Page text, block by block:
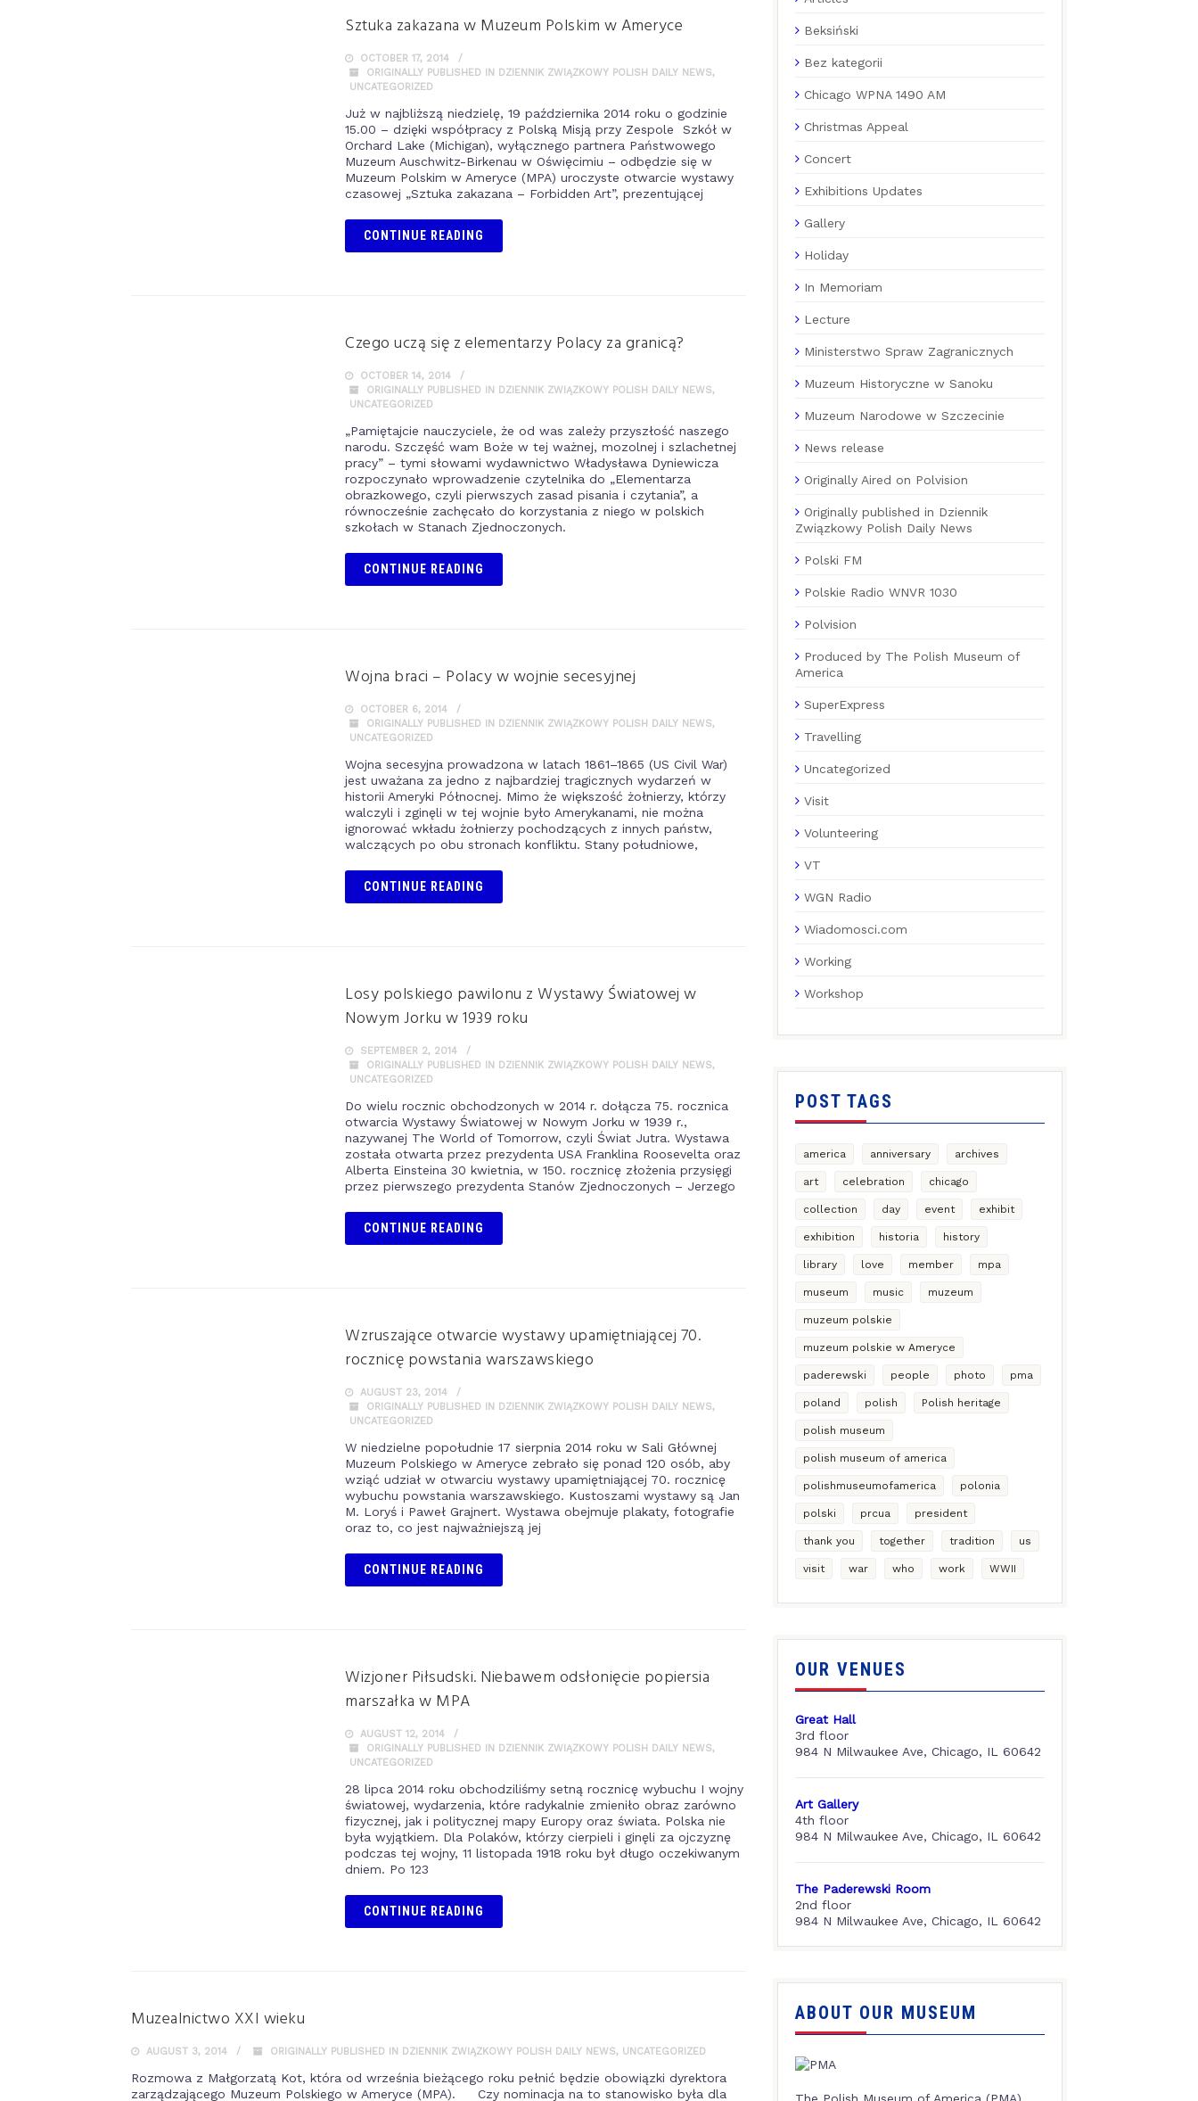
Sztuka zakazana w Muzeum Polskim w Ameryce
OCTOBER 17, 2014
ORIGINALLY PUBLISHED IN DZIENNIK ZWIĄZKOWY POLISH DAILY NEWS,
UNCATEGORIZED
Już w najbliższą niedzielę, 19 października 2014 roku o godzinie
15.00 – dzięki współpracy z Polską Misją przy Zespole Szkół w
Orchard Lake (Michigan), wyłącznego partnera Państwowego
Muzeum Auschwitz-Birkenau w Oświęcimiu – odbędzie się w
Muzeum Polskim w Ameryce (MPA) uroczyste otwarcie wystawy
czasowej „Sztuka zakazana – Forbidden Art”, prezentującej
CONTINUE READING
Czego uczą się z elementarzy Polacy za granicą?
OCTOBER 14, 2014
ORIGINALLY PUBLISHED IN DZIENNIK ZWIĄZKOWY POLISH DAILY NEWS,
UNCATEGORIZED
„Pamiętajcie nauczyciele, że od was zależy przyszłość naszego
narodu. Szczęść wam Boże w tej ważnej, mozolnej i szlachetnej
pracy” – tymi słowami wydawnictwo Władysława Dyniewicza
rozpoczynało wprowadzenie czytelnika do „Elementarza
obrazkowego, czyli pierwszych zasad pisania i czytania”, a
równocześnie zachęcało do korzystania z niego w polskich
szkołach w Stanach Zjednoczonych.
CONTINUE READING
Wojna braci – Polacy w wojnie secesyjnej
OCTOBER 6, 2014
ORIGINALLY PUBLISHED IN DZIENNIK ZWIĄZKOWY POLISH DAILY NEWS,
UNCATEGORIZED
Wojna secesyjna prowadzona w latach 1861–1865 (US Civil War)
jest uważana za jedno z najbardziej tragicznych wydarzeń w
historii Ameryki Północnej. Mimo że większość żołnierzy, którzy
walczyli i zginęli w tej wojnie było Amerykanami, nie można
ignorować wkładu żołnierzy pochodzących z innych państw,
walczących po obu stronach konfliktu. Stany południowe,
CONTINUE READING
Losy polskiego pawilonu z Wystawy Światowej w
Nowym Jorku w 1939 roku
SEPTEMBER 2, 2014
ORIGINALLY PUBLISHED IN DZIENNIK ZWIĄZKOWY POLISH DAILY NEWS,
UNCATEGORIZED
Do wielu rocznic obchodzonych w 2014 r. dołącza 75. rocznica
otwarcia Wystawy Światowej w Nowym Jorku w 1939 r.,
nazywanej The World of Tomorrow, czyli Świat Jutra. Wystawa
została otwarta przez prezydenta USA Franklina Roosevelta oraz
Alberta Einsteina 30 kwietnia, w 150. rocznicę złożenia przysięgi
przez pierwszego prezydenta Stanów Zjednoczonych – Jerzego
CONTINUE READING
Wzruszające otwarcie wystawy upamiętniającej 70.
rocznicę powstania warszawskiego
AUGUST 23, 2014
ORIGINALLY PUBLISHED IN DZIENNIK ZWIĄZKOWY POLISH DAILY NEWS,
UNCATEGORIZED
W niedzielne popołudnie 17 sierpnia 2014 roku w Sali Głównej
Muzeum Polskiego w Ameryce zebrało się ponad 120 osób, aby
wziąć udział w otwarciu wystawy upamiętniającej 70. rocznicę
wybuchu powstania warszawskiego. Kustoszami wystawy są Jan
M. Loryś i Paweł Grajnert. Wystawa obejmuje plakaty, fotografie
oraz to, co jest najważniejszą jej
CONTINUE READING
Wizjoner Piłsudski. Niebawem odsłonięcie popiersia
marszałka w MPA
AUGUST 12, 2014
ORIGINALLY PUBLISHED IN DZIENNIK ZWIĄZKOWY POLISH DAILY NEWS,
UNCATEGORIZED
28 lipca 2014 roku obchodziliśmy setną rocznicę wybuchu I wojny
światowej, wydarzenia, które radykalnie zmieniło obraz zarówno
fizycznej, jak i politycznej mapy Europy oraz świata. Polska nie
była wyjątkiem. Dla Polaków, którzy cierpieli i ginęli za ojczyznę
podczas tej wojny, 11 listopada 1918 roku był długo oczekiwanym
dniem. Po 123
CONTINUE READING
Muzealnictwo XXI wieku
AUGUST 3, 2014 ORIGINALLY PUBLISHED IN DZIENNIK ZWIĄZKOWY POLISH DAILY NEWS, UNCATEGORIZED
Rozmowa z Małgorzatą Kot, która od września bieżącego roku pełnić będzie obowiązki dyrektora
zarządzającego Muzeum Polskiego w Ameryce (MPA). Czy nominacja na to stanowisko była dla
Beksiński
Bez kategorii
Chicago WPNA 1490 AM
Christmas Appeal
Concert
Exhibitions Updates
Gallery
Holiday
In Memoriam
Lecture
Ministerstwo Spraw Zagranicznych
Muzeum Historyczne w Sanoku
Muzeum Narodowe w Szczecinie
News release
Originally Aired on Polvision
Originally published in Dziennik
Związkowy Polish Daily News
Polski FM
Polskie Radio WNVR 1030
Polvision
Produced by The Polish Museum of
America
SuperExpress
Travelling
Uncategorized
Visit
Volunteering
VT
WGN Radio
Wiadomosci.com
Working
Workshop
POST TAGS
america anniversary archives
art celebration chicago
collection day event exhibit
exhibition historia history
library love member mpa
museum music muzeum
muzeum polskie
muzeum polskie w Ameryce
paderewski people photo pma
poland polish Polish heritage
polish museum
polish museum of america
polishmuseumofamerica polonia
polski prcua president
thank you together tradition us
visit war who work WWII
OUR VENUES
Great Hall
3rd floor
984 N Milwaukee Ave, Chicago, IL 60642
Art Gallery
4th floor
984 N Milwaukee Ave, Chicago, IL 60642
The Paderewski Room
2nd floor
984 N Milwaukee Ave, Chicago, IL 60642
ABOUT OUR MUSEUM
The Polish Museum of America (PMA),